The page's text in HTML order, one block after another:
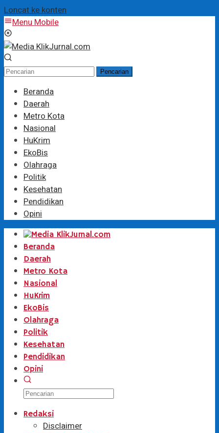
Loncat ke konten
Menu Mobile
Pencarian
Beranda
Daerah
Metro Kota
Nasional
HuKrim
EkoBis
Olahraga
Politik
Kesehatan
Pendidikan
Opini
Beranda
Daerah
Metro Kota
Nasional
HuKrim
EkoBis
Olahraga
Politik
Kesehatan
Pendidikan
Opini
Redaksi
Disclaimer